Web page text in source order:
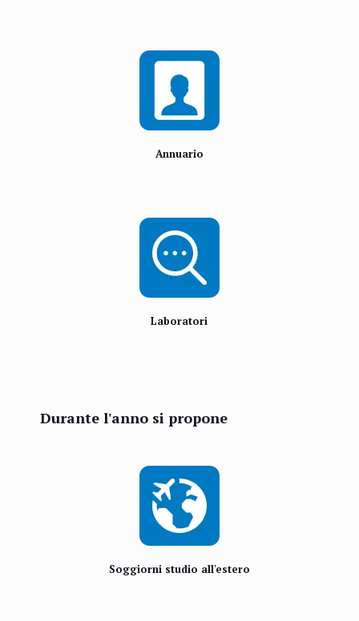
Annuario
Laboratori
Durante l'anno si propone
Soggiorni studio all'estero